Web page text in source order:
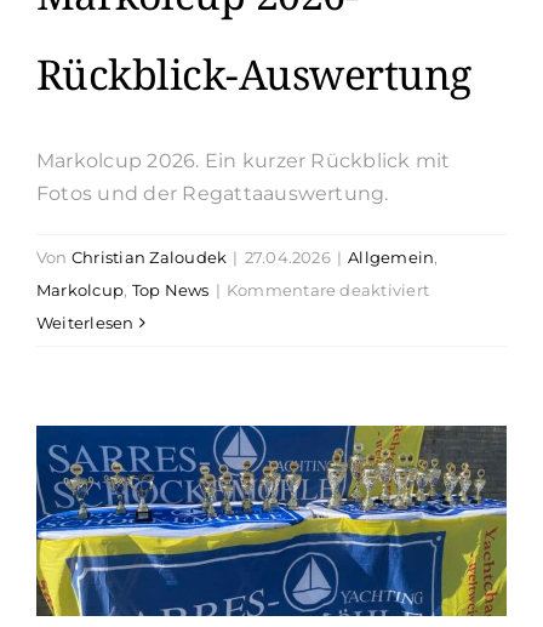
Rückblick-Auswertung
Markolcup 2026. Ein kurzer Rückblick mit
Fotos und der Regattaauswertung.
Von Christian Zaloudek | 27.04.2026 | Allgemein,
Markolcup, Top News | Kommentare deaktiviertfür
Weiterlesen